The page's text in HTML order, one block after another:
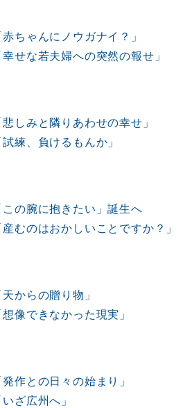
赤ちゃんにノウガナイ？」
幸せな若夫婦への突然の報せ」
悲しみと隣りあわせの幸せ」
試練、負けるもんか」
この腕に抱きたい」誕生へ
産むのはおかしいことですか？」
天からの贈り物」
想像できなかった現実」
発作との日々の始まり」
いざ広州へ」